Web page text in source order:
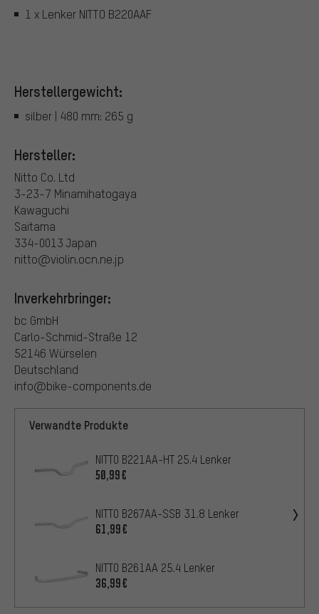
1 x Lenker NITTO B220AAF
Herstellergewicht:
silber | 480 mm: 265 g
Hersteller:
Nitto Co. Ltd
3-23-7 Minamihatogaya
Kawaguchi
Saitama
334-0013 Japan
nitto@violin.ocn.ne.jp
Inverkehrbringer:
bc GmbH
Carlo-Schmid-Straße 12
52146 Würselen
Deutschland
info@bike-components.de
Verwandte Produkte
NITTO B221AA-HT 25.4 Lenker
50,99€
NITTO B267AA-SSB 31.8 Lenker
61,99€
NITTO B261AA 25.4 Lenker
36,99€